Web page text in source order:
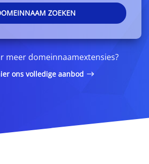
ZOEKEN
meer domeinnaamextensies?
ons volledige aanbod